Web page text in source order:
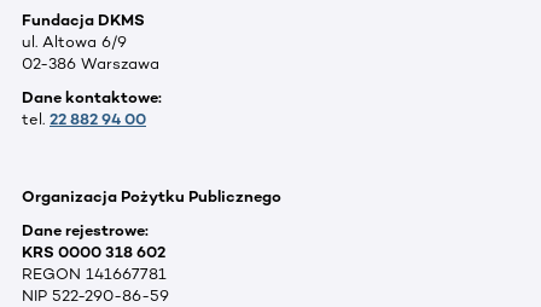
Fundacja DKMS
ul. Altowa 6/9
02-386 Warszawa
Dane kontaktowe:
tel. 22 882 94 00
Organizacja Pożytku Publicznego
Dane rejestrowe:
KRS 0000 318 602
REGON 141667781
NIP 522-290-86-59